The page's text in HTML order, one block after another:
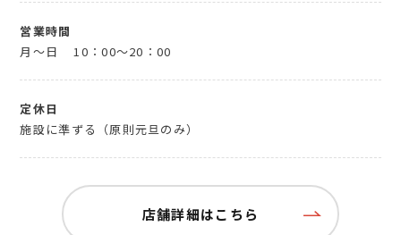
営業時間
月～日
10：00～20：00
定休日
施設に準ずる（原則元旦のみ）
店舗詳細はこちら